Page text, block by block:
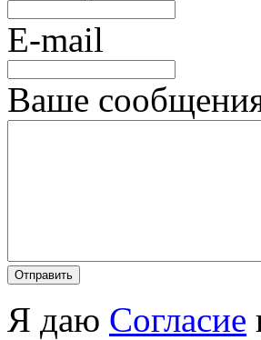
E-mail
Ваше
Я даю Согласие